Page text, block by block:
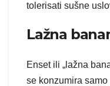
tolerisati sušne
Lažna
Enset ili „lažna
se konzumira